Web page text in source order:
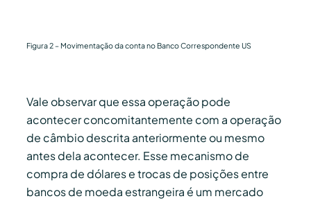
Figura 2 – Movimentação da conta no Banco Correspondente US
Vale observar que essa operação pode
acontecer concomitantemente com a operação
de câmbio descrita anteriormente ou mesmo
antes dela acontecer. Esse mecanismo de
compra de dólares e trocas de posições entre
bancos de moeda estrangeira é um mercado